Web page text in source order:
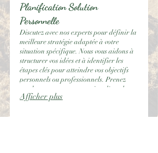
Planification Solution
Personnelle
Discutez avec nos experts pour définir la
meilleure stratégie adaptée à votre
situation spécifique. Nous vous aidons à
structurer vos idées et à identifier les
étapes clés pour atteindre vos objectifs
personnels ou professionnels. Prenez
rendez-vous pour une session d'analyse
personnalisée.
Afficher plus